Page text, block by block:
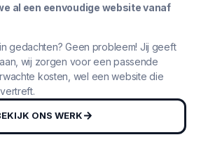
al een eenvoudige website vanaf
gedachten? Geen probleem! Jij geeft
wij zorgen voor een passende
kosten, wel een website die
ONS WERK